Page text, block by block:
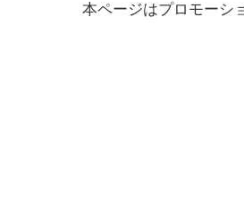
本ページはプロモーシ